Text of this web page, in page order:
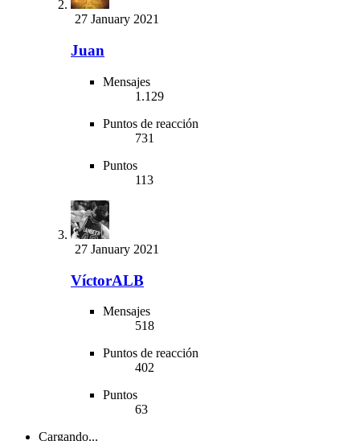
27 January 2021
Juan
Mensajes
1.129
Puntos de reacción
731
Puntos
113
27 January 2021
VíctorALB
Mensajes
518
Puntos de reacción
402
Puntos
63
Cargando...